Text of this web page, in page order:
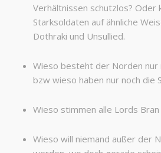
Verhältnissen schutzlos? Oder
Starksoldaten auf ähnliche
Dothraki und Unsullied.
Wieso besteht der Norden nur
bzw wieso haben nur noch die
Wieso stimmen alle Lords Bran
Wieso will niemand außer der